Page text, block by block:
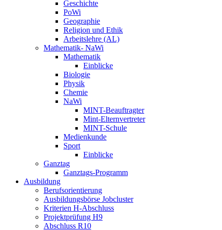
Geschichte
PoWi
Geographie
Religion und Ethik
Arbeitslehre (AL)
Mathematik- NaWi
Mathematik
Einblicke
Biologie
Physik
Chemie
NaWi
MINT-Beauftragter
Mint-Elternvertreter
MINT-Schule
Medienkunde
Sport
Einblicke
Ganztag
Ganztags-Programm
Ausbildung
Berufsorientierung
Ausbildungsbörse Jobcluster
Kriterien H-Abschluss
Projektprüfung H9
Abschluss R10